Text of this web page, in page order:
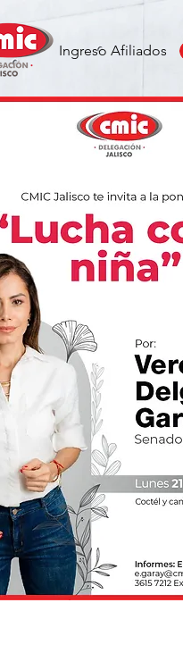
Ingreso Afiliados